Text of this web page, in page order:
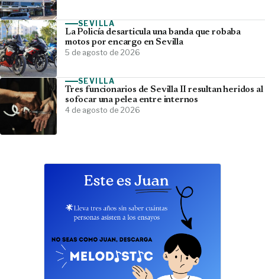
SEVILLA
La Policía desarticula una banda que robaba
motos por encargo en Sevilla
5 de agosto de 2026
SEVILLA
Tres funcionarios de Sevilla II resultan heridos al
sofocar una pelea entre internos
4 de agosto de 2026